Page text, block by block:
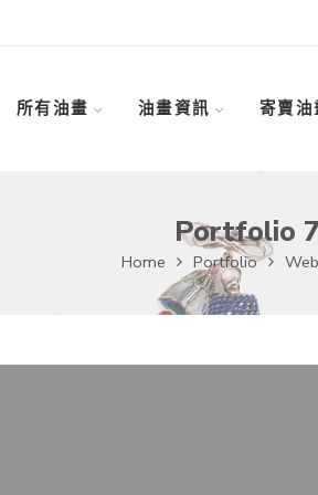
所有油畫 油畫資訊 寄賣油
Portfolio 7
Home Portfolio